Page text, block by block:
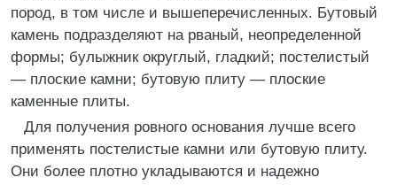
пород, в том числе и вышеперечисленных. Бутовый
камень подразделяют на рваный, неопределенной
формы; булыжник округлый, гладкий; постелистый
— плоские камни; бутовую плиту — плоские
каменные плиты.
Для получения ровного основания лучше всего
применять постелистые камни или бутовую плиту.
Они более плотно укладываются и надежно